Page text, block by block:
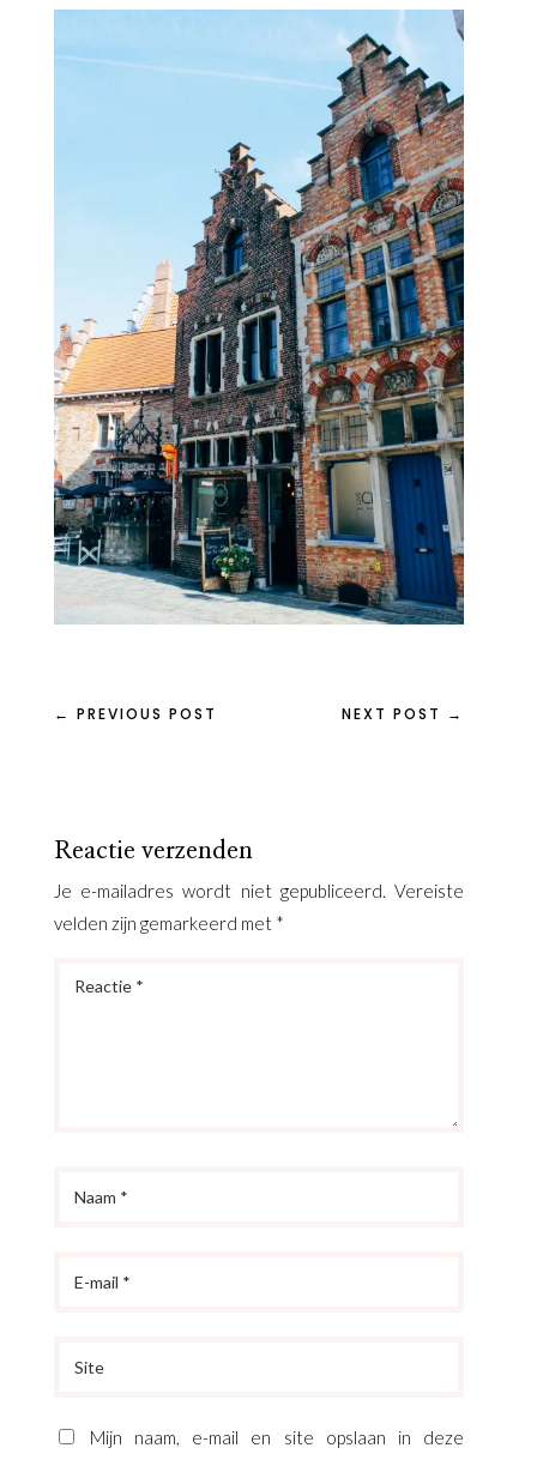
← PREVIOUS POST NEXT POST →
Reactie verzenden
Je e-mailadres wordt niet gepubliceerd. Vereiste
velden zijn gemarkeerd met *
Mijn naam, e-mail en site opslaan in deze